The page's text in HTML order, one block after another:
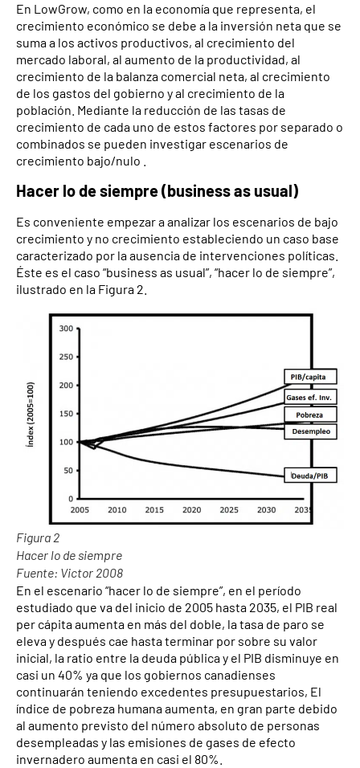
En LowGrow, como en la economía que representa, el
crecimiento económico se debe a la inversión neta que se
suma a los activos productivos, al crecimiento del
mercado laboral, al aumento de la productividad, al
crecimiento de la balanza comercial neta, al crecimiento
de los gastos del gobierno y al crecimiento de la
población. Mediante la reducción de las tasas de
crecimiento de cada uno de estos factores por separado o
combinados se pueden investigar escenarios de
crecimiento bajo/nulo .
Hacer lo de siempre (business as usual)
Es conveniente empezar a analizar los escenarios de bajo
crecimiento y no crecimiento estableciendo un caso base
caracterizado por la ausencia de intervenciones políticas.
Éste es el caso “business as usual”, “hacer lo de siempre”,
ilustrado en la Figura 2.
Figura 2
Hacer lo de siempre
Fuente: Victor 2008
En el escenario “hacer lo de siempre”, en el período
estudiado que va del inicio de 2005 hasta 2035, el PIB real
per cápita aumenta en más del doble, la tasa de paro se
eleva y después cae hasta terminar por sobre su valor
inicial, la ratio entre la deuda pública y el PIB disminuye en
casi un 40% ya que los gobiernos canadienses
continuarán teniendo excedentes presupuestarios, El
índice de pobreza humana aumenta, en gran parte debido
al aumento previsto del número absoluto de personas
desempleadas y las emisiones de gases de efecto
invernadero aumenta en casi el 80%.